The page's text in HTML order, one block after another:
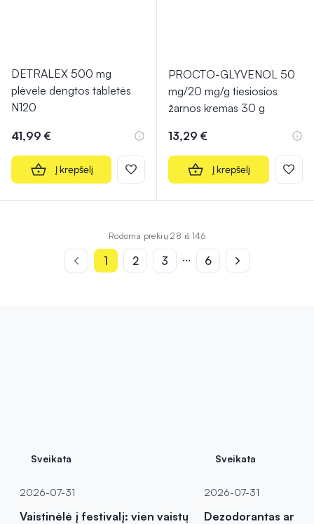
DETRALEX 500 mg
plėvele dengtos tabletės
N120
41,99 €
Į krepšelį
PROCTO-GLYVENOL 50
mg/20 mg/g tiesiosios
žarnos kremas 30 g
13,29 €
Į krepšelį
Rodoma prekių 28 iš 146
1 2 3 ... 6
Sveikata
2026-07-31
Vaistinėlė į festivalį: vien vaistų
Sveikata
2026-07-31
Dezodorantas ar